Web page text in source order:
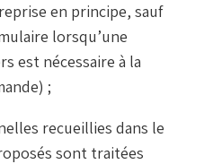
en principe, sauf
lorsqu’une
est nécessaire à la
;
recueillies dans le
sont traitées